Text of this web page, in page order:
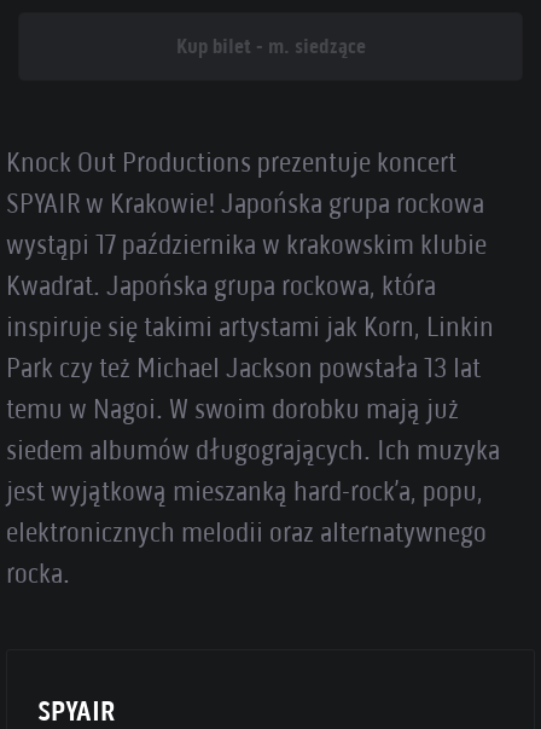
Kup bilet - m. siedzące
Knock Out Productions prezentuje koncert
SPYAIR w Krakowie! Japońska grupa rockowa
wystąpi 17 października w krakowskim klubie
Kwadrat. Japońska grupa rockowa, która
inspiruje się takimi artystami jak Korn, Linkin
Park czy też Michael Jackson powstała 13 lat
temu w Nagoi. W swoim dorobku mają już
siedem albumów długogrających. Ich muzyka
jest wyjątkową mieszanką hard-rock’a, popu,
elektronicznych melodii oraz alternatywnego
rocka.
SPYAIR